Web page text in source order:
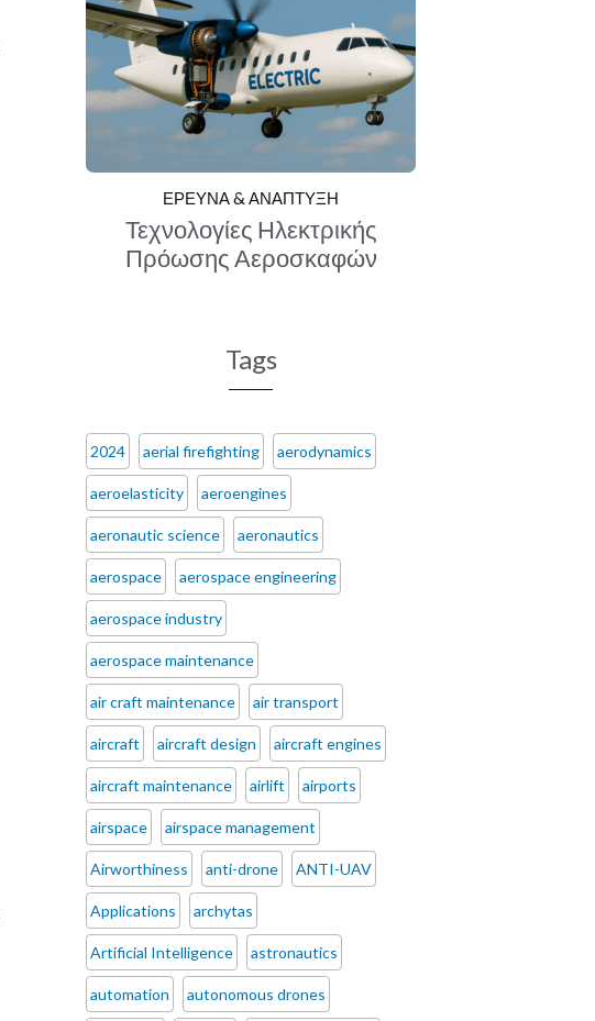
ΕΡΕΥΝΑ & ΑΝΑΠΤΥΞΗ
Τεχνολογίες Ηλεκτρικής
Πρόωσης Αεροσκαφών
Tags
2024 aerial firefighting aerodynamics
aeroelasticity aeroengines
aeronautic science aeronautics
aerospace aerospace engineering
aerospace industry
aerospace maintenance
air craft maintenance air transport
aircraft aircraft design aircraft engines
aircraft maintenance airlift airports
airspace airspace management
Airworthiness anti-drone ANTI-UAV
Applications archytas
Artificial Intelligence astronautics
automation autonomous drones